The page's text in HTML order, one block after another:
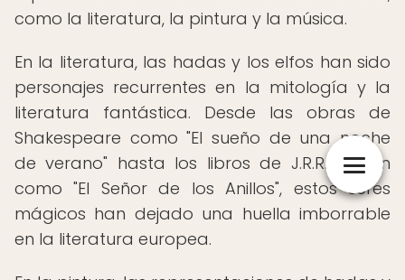
como la literatura, la pintura y la música.
En la literatura, las hadas y los elfos han sido
personajes recurrentes en la mitología y la
literatura fantástica. Desde las obras de
Shakespeare como "El sueño de una noche
de verano" hasta los libros de J.R.R. Tolkien
como "El Señor de los Anillos", estos seres
mágicos han dejado una huella imborrable
en la literatura europea.